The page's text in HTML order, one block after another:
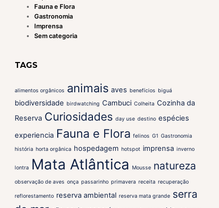
Fauna e Flora
Gastronomia
Imprensa
Sem categoria
TAGS
alimentos orgânicos animais aves benefícios biguá
biodiversidade birdwatching Cambuci Colheita Cozinha da
Reserva Curiosidades day use destino espécies
experiencia Fauna e Flora felinos G1 Gastronomia
história horta orgânica hospedagem hotspot imprensa inverno
lontra Mata Atlântica Mousse natureza
observação de aves onça passarinho primavera receita recuperação
reflorestamento reserva ambiental reserva mata grande serra